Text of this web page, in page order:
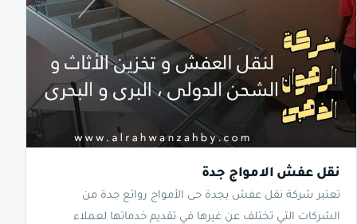
نقل عفش الامواج جدة
تعتبر شركة نقل عفش بجدة حى الأمواج روائع جدة من
الشركات التي تختلف عن غيرها في تقديم خدماتها لعملاء